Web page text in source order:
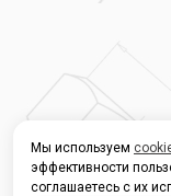
Мы используем
эффективности
соглашаетесь с их